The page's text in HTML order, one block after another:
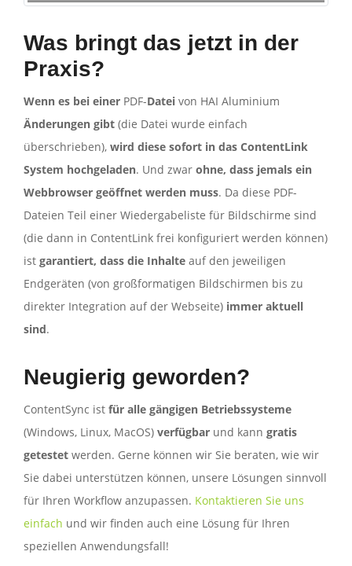
Was bringt das jetzt in der
Praxis?
Wenn es bei einer PDF-Datei von HAI Aluminium
Änderungen gibt (die Datei wurde einfach
überschrieben), wird diese sofort in das ContentLink
System hochgeladen. Und zwar ohne, dass jemals ein
Webbrowser geöffnet werden muss. Da diese PDF-
Dateien Teil einer Wiedergabeliste für Bildschirme sind
(die dann in ContentLink frei konfiguriert werden können)
ist garantiert, dass die Inhalte auf den jeweiligen
Endgeräten (von großformatigen Bildschirmen bis zu
direkter Integration auf der Webseite) immer aktuell
sind.
Neugierig geworden?
ContentSync ist für alle gängigen Betriebssysteme
(Windows, Linux, MacOS) verfügbar und kann gratis
getestet werden. Gerne können wir Sie beraten, wie wir
Sie dabei unterstützen können, unsere Lösungen sinnvoll
für Ihren Workflow anzupassen. Kontaktieren Sie uns
einfach und wir finden auch eine Lösung für Ihren
speziellen Anwendungsfall!